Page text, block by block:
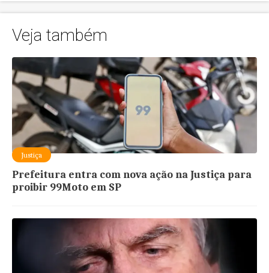
Veja também
Justiça
Prefeitura entra com nova ação na Justiça para
proibir 99Moto em SP